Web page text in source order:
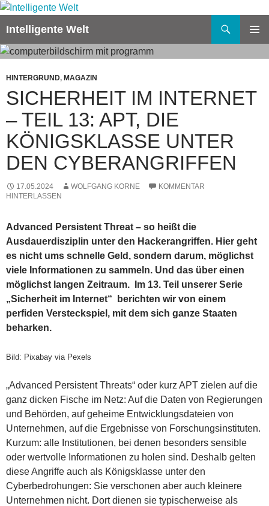
Zum
springen
Intelligente Welt
HINTERGRUND, MAGAZIN
SICHERHEIT IM INTERNET
– TEIL 13: APT, DIE
KÖNIGSKLASSE UNTER
DEN CYBERANGRIFFEN
17.05.2024 WOLFGANG KORNE
KOMMENTAR
HINTERLASSEN
Advanced Persistent Threat – so heißt die
Ausdauerdisziplin unter den Hackerangriffen. Hier geht
es nicht ums schnelle Geld, sondern darum, möglichst
viele Informationen zu sammeln. Und das über einen
möglichst langen Zeitraum. Im 13. Teil unserer Serie
„Sicherheit im Internet“ berichten wir von einem
perfiden Versteckspiel, mit dem sich ganze Staaten
beharken.
Bild: Pixabay via Pexels
„Advanced Persistent Threats“ oder kurz APT zielen auf die
ganz dicken Fische im Netz: Auf die Daten von Regierungen
und Behörden, auf geheime Entwicklungsdateien von
Unternehmen, auf die Ergebnisse von Forschungsinstituten.
Kurzum: alle Institutionen, bei denen besonders sensible
oder wertvolle Informationen zu holen sind. Deshalb gelten
diese Angriffe auch als Königsklasse unter den
Cyberbedrohungen: Sie verschonen aber auch kleinere
Unternehmen nicht. Dort dienen sie typischerweise als